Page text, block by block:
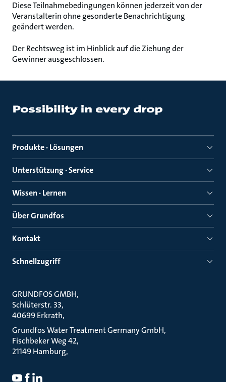
Diese Teilnahmebedingungen können jederzeit von der
Veranstalterin ohne gesonderte Benachrichtigung
geändert werden.
Der Rechtsweg ist im Hinblick auf die Ziehung der
Gewinner ausgeschlossen.
Produkte · Lösungen
Unterstützung · Service
Wissen · Lernen
Über Grundfos
Kontakt
Schnellzugriff
GRUNDFOS GMBH
Schlüterstr. 33
40699 Erkrath
Grundfos Water Treatment Germany GmbH
Fischbeker Weg 42
21149 Hamburg